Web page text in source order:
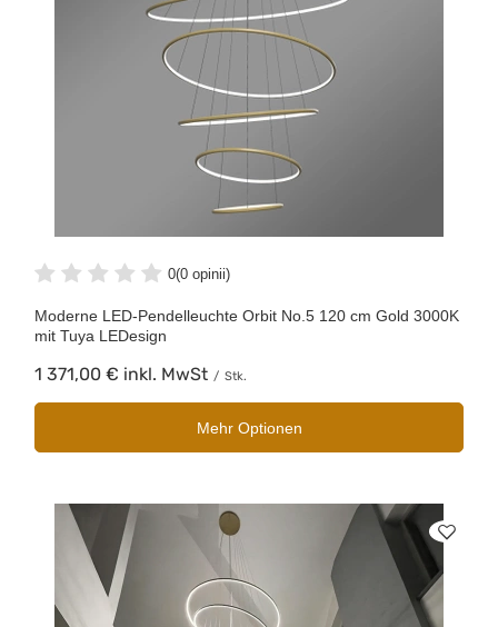
0(0 opinii)
Moderne LED-Pendelleuchte Orbit No.5 120 cm Gold 3000K
mit Tuya LEDesign
1 371,00 € inkl. MwSt / Stk.
Mehr Optionen